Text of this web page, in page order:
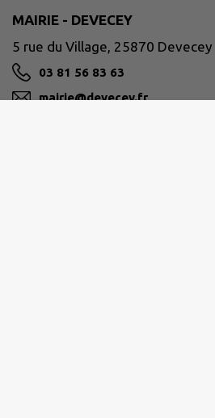
MAIRIE - DEVECEY
5 rue du Village, 25870 Devecey
03 81 56 83 63
mairie@devecey.fr